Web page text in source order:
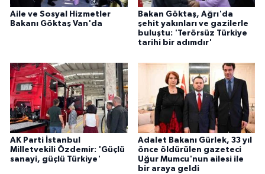
Aile ve Sosyal Hizmetler
Bakanı Göktaş Van'da
Bakan Göktaş, Ağrı'da
şehit yakınları ve gazilerle
buluştu: 'Terörsüz Türkiye
tarihi bir adımdır'
AK Parti İstanbul
Milletvekili Özdemir: 'Güçlü
sanayi, güçlü Türkiye'
Adalet Bakanı Gürlek, 33 yıl
önce öldürülen gazeteci
Uğur Mumcu'nun ailesi ile
bir araya geldi